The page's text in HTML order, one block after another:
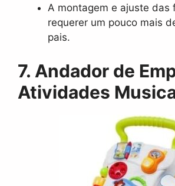
A montagem e ajuste das
requerer um pouco mais
pais.
7. Andador de
Atividades